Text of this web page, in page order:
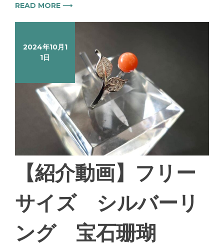
READ MORE ⟶
2024年10月1
1日
【紹介動画】フリー
サイズ シルバーリ
ング 宝石珊瑚